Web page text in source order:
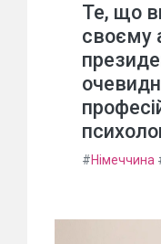
Те, що
своєму
#Німеччина